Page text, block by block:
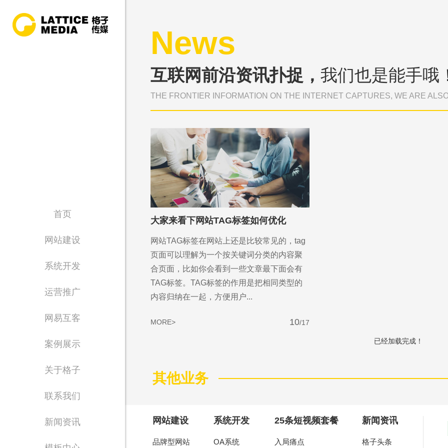
首页
网站建设
系统开发
运营推广
网易互客
案例展示
关于格子
联系我们
新闻资讯
News
互联网前沿资讯扑捉，我们也是能手哦
THE FRONTIER INFORMATION ON THE INTERNET CAPTURES, WE ARE
大家来看下网站TAG标签如何优化
网站TAG标签在网站上还是比较常见的，tag
页面可以理解为一个按关键词分类的内容聚
合页面，比如你会看到一些文章最下面会有
TAG标签。TAG标签的作用是把相同类型的
内容归纳在一起，方便用户...
MORE> 10/17
已经加载完成！
其他业务
网站建设
品牌型网站
系统开发
OA系统
25条短视频套餐
入局痛点
新闻资讯
格子头条
专注东莞网站设计制作，为中小企业打造高端营销型网站。